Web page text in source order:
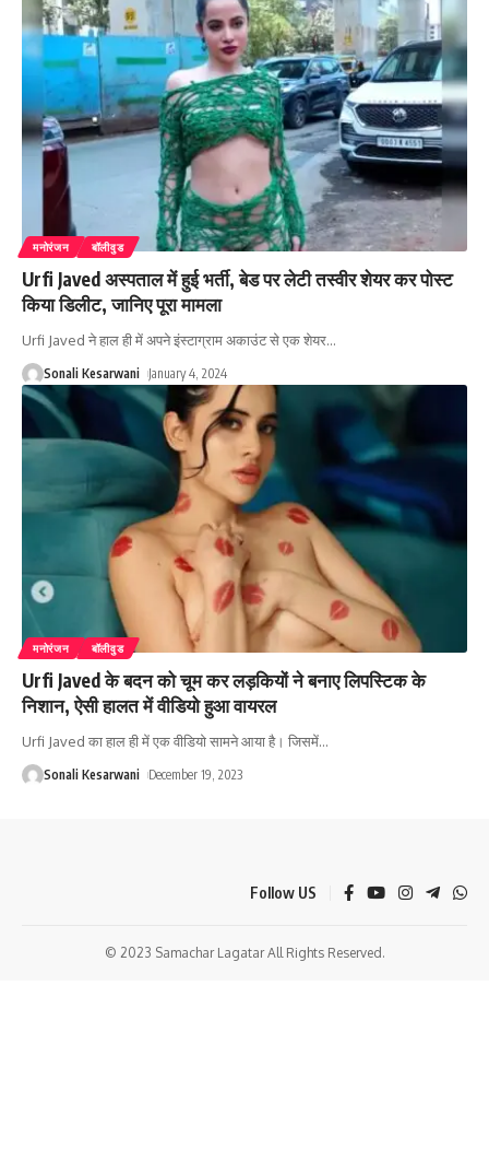
मनोरंजन बॉलीवुड
Urfi Javed अस्पताल में हुई भर्ती, बेड पर लेटी तस्वीर शेयर कर पोस्ट
किया डिलीट, जानिए पूरा मामला
Urfi Javed ने हाल ही में अपने इंस्टाग्राम अकाउंट से एक शेयर…
Sonali Kesarwani January 4, 2024
मनोरंजन बॉलीवुड
Urfi Javed के बदन को चूम कर लड़कियों ने बनाए लिपस्टिक के
निशान, ऐसी हालत में वीडियो हुआ वायरल
Urfi Javed का हाल ही में एक वीडियो सामने आया है। जिसमें…
Sonali Kesarwani December 19, 2023
Follow US
© 2023 Samachar Lagatar All Rights Reserved.